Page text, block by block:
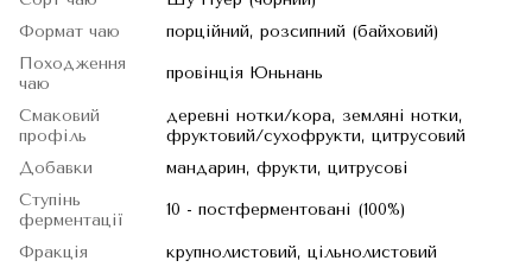
Формат чаю
порційний, розсипний (байховий)
Походження
чаю
провінція Юньнань
Смаковий
профіль
деревні нотки/кора, земляні нотки,
фруктовий/сухофрукти, цитрусовий
Добавки
мандарин, фрукти, цитрусові
Ступінь
ферментації
10 - постферментовані (100%)
Фракція
крупнолистовий, цільнолистовий